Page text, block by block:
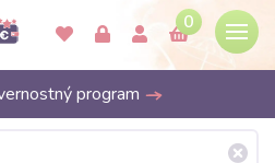
0
program